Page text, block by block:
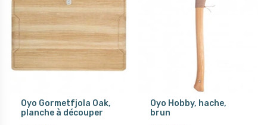
Oyo Gormetfjola Oak,
planche à découper
Oyo Hobby, hache,
brun